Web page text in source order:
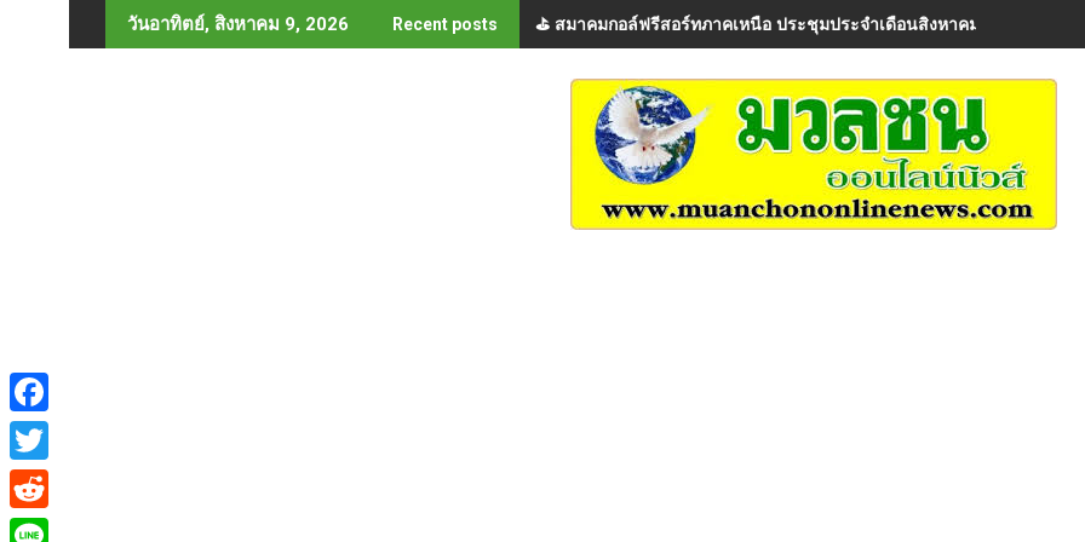
to
วันอาทิตย์, สิงหาคม 9, 2026 Recent posts ⛳️ สมาคมกอล์ฟรีสอร์ทภาคเหนือ ประชุมประจำเดือนสิงหาคม 2569 ⛳️ วัน
🏌️‍♂️⛳ Chiang Mai Golf Festival 2026 แมตช์ที่ 8 ได้แชมป์ครบทุก Flight
F
a
c
T
w
R